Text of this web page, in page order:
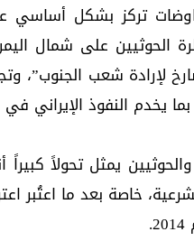
تركز بشكل أساسي
الحوثيين على شمال
لإرادة شعب الجنوب”،
يخدم النفوذ الإيراني
يمثل تحولاً
خاصة بعد ما اعتُبر